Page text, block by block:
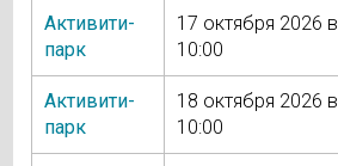
Активити-
парк
17 октября 2026 в
10:00
Активити-
парк
18 октября 2026 в
10:00